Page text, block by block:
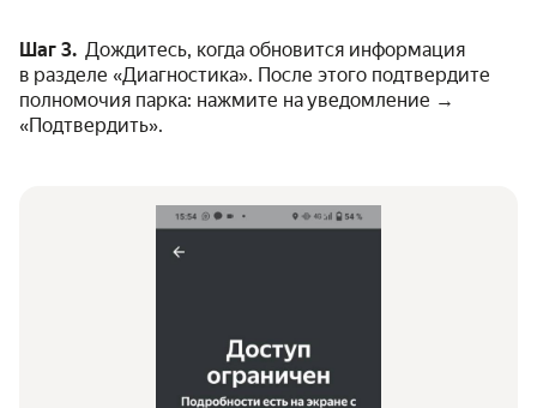
Шаг 3. Дождитесь, когда обновится информация
в разделе «Диагностика». После этого подтвердите
полномочия парка: нажмите на уведомление →
«Подтвердить».